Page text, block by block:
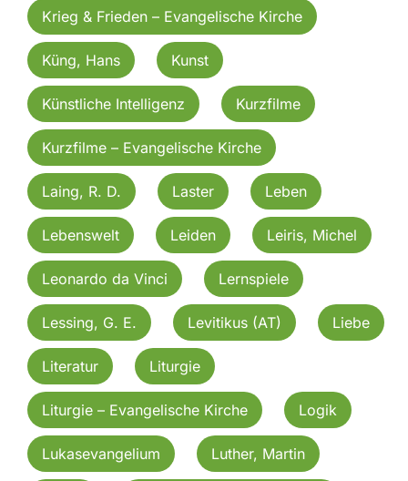
Krieg & Frieden – Evangelische Kirche
Küng, Hans Kunst
Künstliche Intelligenz Kurzfilme
Kurzfilme – Evangelische Kirche
Laing, R. D. Laster Leben
Lebenswelt Leiden Leiris, Michel
Leonardo da Vinci Lernspiele
Lessing, G. E. Levitikus (AT) Liebe
Literatur Liturgie
Liturgie – Evangelische Kirche Logik
Lukasevangelium Luther, Martin